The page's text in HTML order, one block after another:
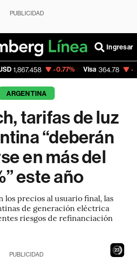
PUBLICIDAD
Ingresar
-0.77% Visa 364.78 -0.37%
ARGENTINA
tarifas de luz
“deberán
en más del
este año
los precios al usuario final, las
de generación eléctrica
riesgos de refinanciación
22
PUBLICIDAD